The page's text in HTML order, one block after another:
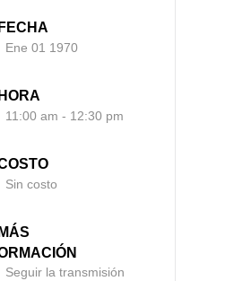
FECHA
Ene 01 1970
HORA
11:00 am - 12:30 pm
Sin costo
MÁS
Seguir la transmisión